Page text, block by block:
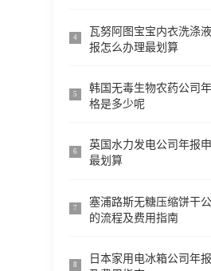
4
瓦努阿图宝宝内衣洗涤
报怎么办理最划算
5
韩国无毒生物农药公司
格是多少呢
6
英国水力发电公司年报
最划算
7
塞浦路斯无糖压缩饼干
的流程及费用指南
8
日本家用电冰箱公司年